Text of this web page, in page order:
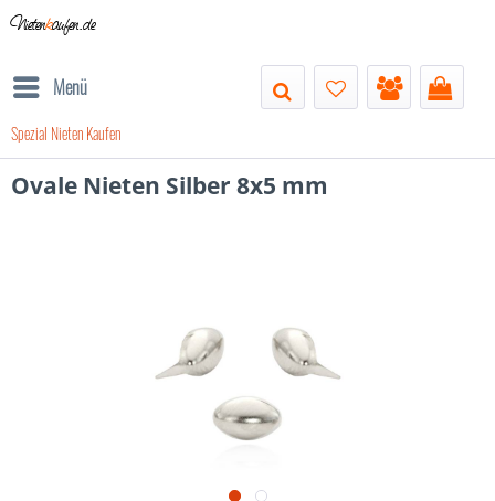
Nietenkaufen.de
Menü
Spezial Nieten Kaufen
Ovale Nieten Silber 8x5 mm